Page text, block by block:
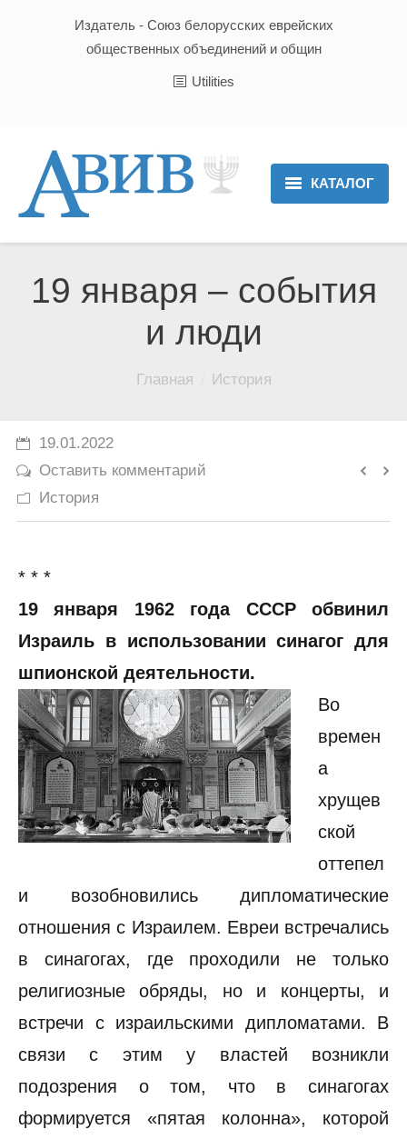
Издатель - Союз белорусских еврейских
общественных объединений и общин
Utilities
КАТАЛОГ
Культура и Традиции
Юмор
19 января – события
и люди
Главная История
19.01.2022
Оставить комментарий
История
* * *
19 января 1962 года СССР обвинил
Израиль в использовании синагог для
шпионской деятельности.
Во
времен
а
хрущев
ской
оттепел
и возобновились дипломатические
отношения с Израилем. Евреи встречались
в синагогах, где проходили не только
религиозные обряды, но и концерты, и
встречи с израильскими дипломатами. В
связи с этим у властей возникли
подозрения о том, что в синагогах
формируется «пятая колонна», которой